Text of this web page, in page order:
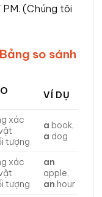
PM. (Chúng tôi
so sánh
VÍ DỤ
xác
tượng
a book,
a dog
xác
tượng
an
apple,
an hour